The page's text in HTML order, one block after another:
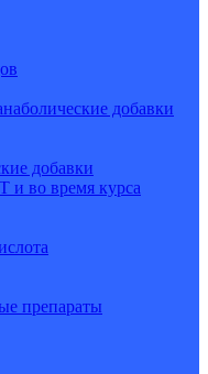
добавки
добавки
и во время курса
препараты